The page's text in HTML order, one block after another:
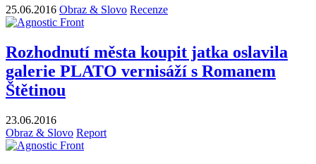
25.06.2016 Obraz & Slovo Recenze
Rozhodnutí města koupit jatka oslavila
galerie PLATO vernisáží s Romanem
Štětinou
23.06.2016
Obraz & Slovo Report